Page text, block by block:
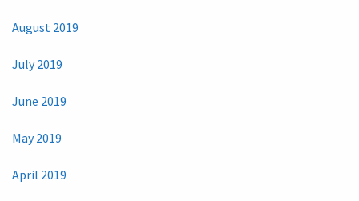
August 2019
July 2019
June 2019
May 2019
April 2019